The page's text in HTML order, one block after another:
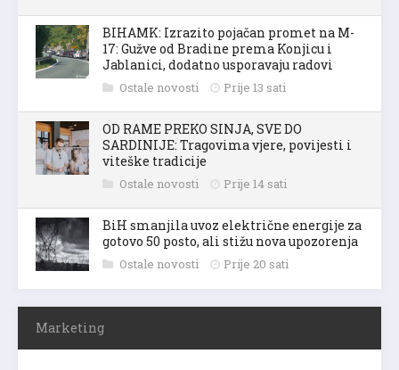
BIHAMK: Izrazito pojačan promet na M-
17: Gužve od Bradine prema Konjicu i
Jablanici, dodatno usporavaju radovi
Ostale novosti Prije 13 sati
OD RAME PREKO SINJA, SVE DO
SARDINIJE: Tragovima vjere, povijesti i
viteške tradicije
Ostale novosti Prije 14 sati
BiH smanjila uvoz električne energije za
gotovo 50 posto, ali stižu nova upozorenja
Ostale novosti Prije 20 sati
Marketing